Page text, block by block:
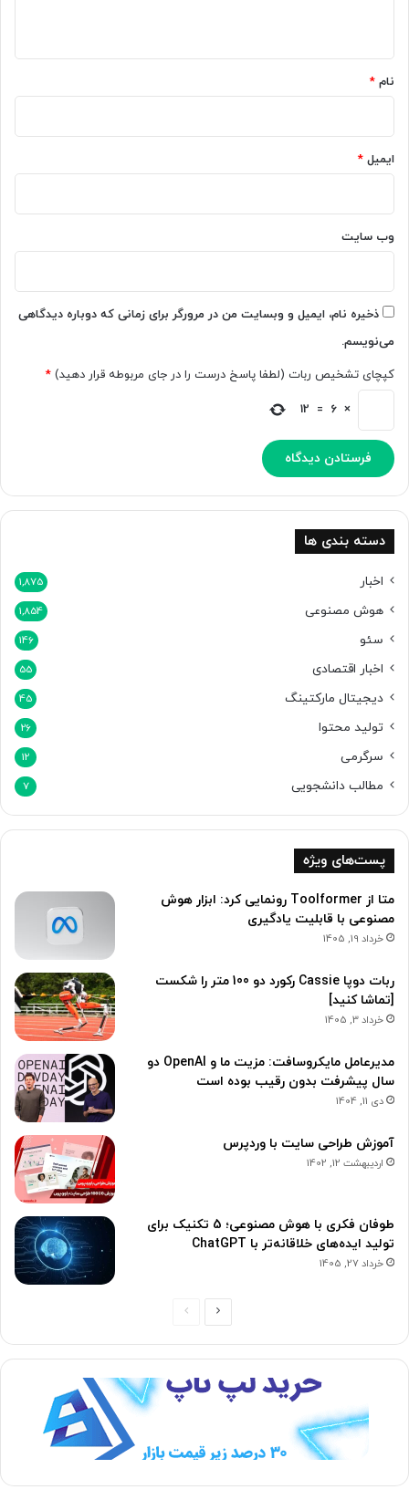
و
ی
س
ر
و
ن
ا
ی
ر
د
د
ا
د
ا
ه
آ
ا
ه
ی‌
ش
د
نام *
ایمیل *
وب‌ سایت
ذخیره نام، ایمیل و وبسایت من در مرورگر برای زمانی که دوباره دیدگاهی
می‌نویسم.
کپچای تشخیص ربات (لطفا پاسخ درست را در جای مربوطه قرار دهید) *
×
6
=
12
دسته بندی ها
اخبار 1,875
هوش مصنوعی 1,854
سئو 146
اخبار اقتصادی 55
دیجیتال مارکتینگ 45
تولید محتوا 26
سرگرمی 12
مطالب دانشجویی 7
پست‌های ویژه
متا از Toolformer رونمایی کرد: ابزار هوش
مصنوعی با قابلیت یادگیری
خرداد 19, 1405
ربات دوپا Cassie رکورد دو 100 متر را شکست
[تماشا کنید]
خرداد 3, 1405
مدیرعامل مایکروسافت: مزیت ما و OpenAI دو
سال پیشرفت بدون رقیب بوده است
دی 11, 1404
آموزش طراحی سایت با وردپرس
اردیبهشت 12, 1402
طوفان فکری با هوش مصنوعی؛ 5 تکنیک برای
تولید ایده‌های خلاقانه‌تر با ChatGPT
خرداد 27, 1405
ح
ه
ی
ح
ه
ی